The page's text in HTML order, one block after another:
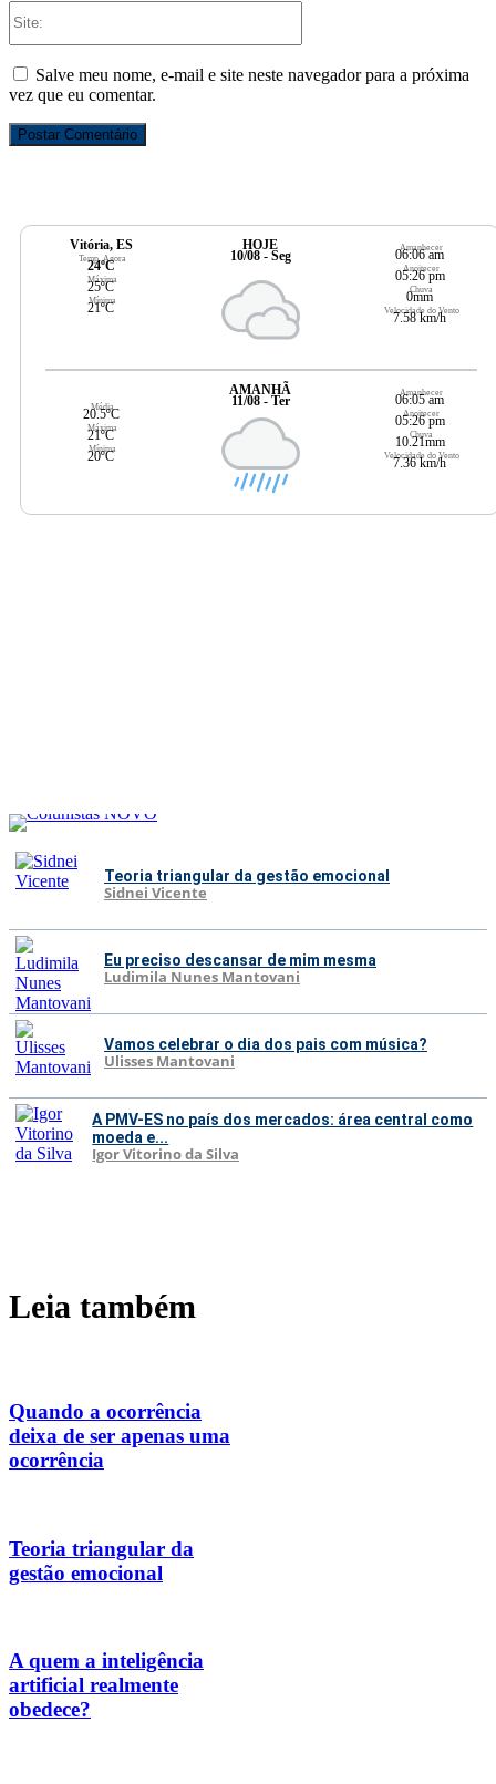
Salve meu nome, e-mail e site neste navegador para a próxima
vez que eu comentar.
Vitória, ES
Temp. Agora
24ºC
Máxima
25ºC
Mínima
21ºC
HOJE
10/08 - Seg
Amanhecer
06:06 am
Anoitecer
05:26 pm
Chuva
0mm
Velocidade do Vento
7.58 km/h
Média
20.5ºC
Máxima
21ºC
Mínima
20ºC
AMANHÃ
11/08 - Ter
Amanhecer
06:05 am
Anoitecer
05:26 pm
Chuva
10.21mm
Velocidade do Vento
7.36 km/h
Teoria triangular da gestão emocional
Sidnei Vicente
Eu preciso descansar de mim mesma
Ludimila Nunes Mantovani
Vamos celebrar o dia dos pais com música?
Ulisses Mantovani
A PMV-ES no país dos mercados: área central como
moeda e...
Igor Vitorino da Silva
Leia também
Quando a ocorrência
deixa de ser apenas uma
ocorrência
Teoria triangular da
gestão emocional
A quem a inteligência
artificial realmente
obedece?